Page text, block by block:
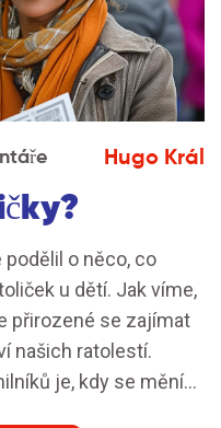
Hugo Král
o něco, co
u dětí. Jak víme,
přirozené se zajímat
našich ratolestí.
je, kdy se mění